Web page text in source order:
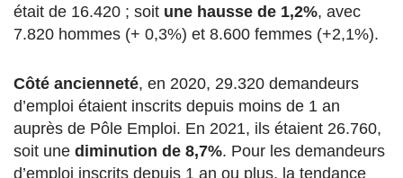
était de 16.420 ; soit une hausse de 1,2%, avec
7.820 hommes (+ 0,3%) et 8.600 femmes (+2,1%).
Côté ancienneté, en 2020, 29.320 demandeurs
d’emploi étaient inscrits depuis moins de 1 an
auprès de Pôle Emploi. En 2021, ils étaient 26.760,
soit une diminution de 8,7%. Pour les demandeurs
d’emploi inscrits depuis 1 an ou plus, la tendance